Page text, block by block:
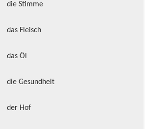
die Stimme
das Fleisch
das Öl
die Gesundheit
der Hof